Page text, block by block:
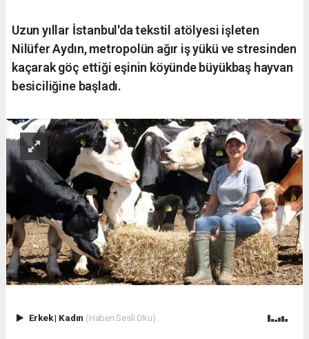
Uzun yıllar İstanbul'da tekstil atölyesi işleten
Nilüfer Aydın, metropolün ağır iş yükü ve stresinden
kaçarak göç ettiği eşinin köyünde büyükbaş hayvan
besiciliğine başladı.
Erkek| Kadın (Haberi Sesli Oku)